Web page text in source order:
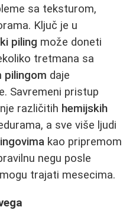
sa teksturom,
Ključ je u
piling može doneti
tretmana sa
pilingom daje
Savremeni pristup
različitih hemijskih
a sve više ljudi
kao pripremom
negu posle
trajati mesecima.